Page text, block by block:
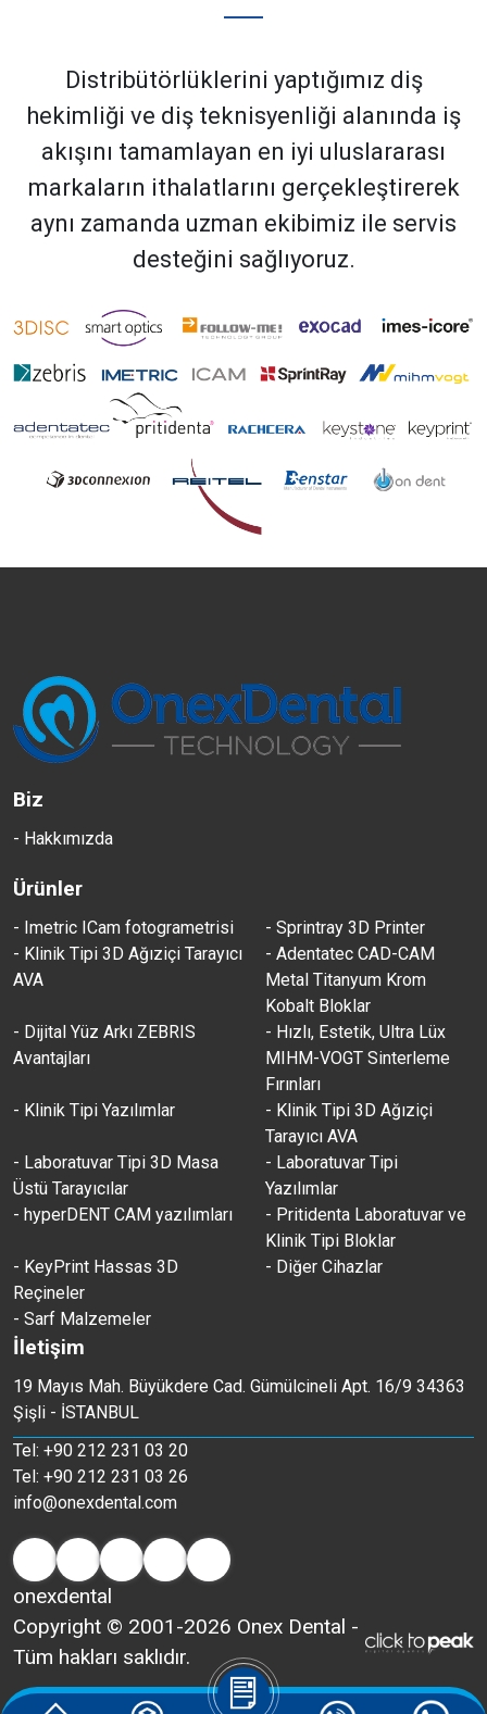
Distribütörlüklerini yaptığımız diş
hekimliği ve diş teknisyenliği alanında iş
akışını tamamlayan en iyi uluslararası
markaların ithalatlarını gerçekleştirerek
aynı zamanda uzman ekibimiz ile servis
desteğini sağlıyoruz.
Biz
- Hakkımızda
Ürünler
- Imetric ICam fotogrametrisi
- Sprintray 3D Printer
- Klinik Tipi 3D Ağıziçi Tarayıcı
AVA
- Adentatec CAD-CAM
Metal Titanyum Krom
Kobalt Bloklar
- Dijital Yüz Arkı ZEBRIS
Avantajları
- Hızlı, Estetik, Ultra Lüx
MIHM-VOGT Sinterleme
Fırınları
- Klinik Tipi Yazılımlar
- Klinik Tipi 3D Ağıziçi
Tarayıcı AVA
- Laboratuvar Tipi 3D Masa
Üstü Tarayıcılar
- Laboratuvar Tipi
Yazılımlar
- hyperDENT CAM yazılımları
- Pritidenta Laboratuvar ve
Klinik Tipi Bloklar
- KeyPrint Hassas 3D
Reçineler
- Diğer Cihazlar
- Sarf Malzemeler
İletişim
19 Mayıs Mah. Büyükdere Cad. Gümülcineli Apt. 16/9 34363
Şişli - İSTANBUL
Tel: +90 212 231 03 20
Tel: +90 212 231 03 26
info@onexdental.com
onexdental
Copyright © 2001-2026 Onex Dental -
Tüm hakları saklıdır.